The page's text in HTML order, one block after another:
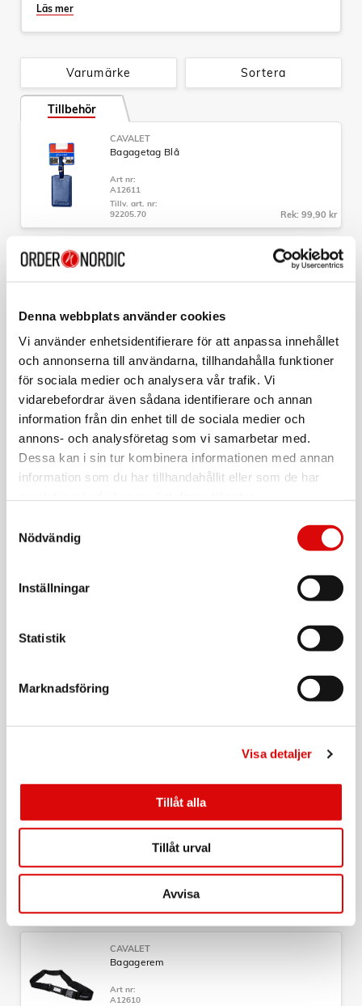
Denna webbplats använder cookies
Vi använder enhetsidentifierare för att anpassa innehållet
och annonserna till användarna, tillhandahålla funktioner
för sociala medier och analysera vår trafik. Vi
vidarebefordrar även sådana identifierare och annan
information från din enhet till de sociala medier och
annons- och analysföretag som vi samarbetar med.
Dessa kan i sin tur kombinera informationen med annan
information som du har tillhandahållit eller som de har
Nödvändig
Inställningar
Statistik
Marknadsföring
Visa detaljer
Tillåt alla
Tillåt urval
Avvisa
Genomtänkta detaljer som matchar rakt igenom. Dubbelhjul
dina kläder som ligger säkert på plats.
Specifikationer:
- Helt integrerat teleskophandtag
- Fast TSA-lås som är inbyggt
- Material: 100% virgin ABS
- Mått: 55 x 40 x 20cm
- Vikt: 2,7kg
- Volym: 35L
- Garanti: 5 års fabrikationsgaranti
Läs mer
Sortera
Varumärke
Tillbehör
CAVALET
Bagagetag Blå
Art nr:
A12611
Tillv. art. nr:
92205.70
Rek: 99,90 kr
CAVALET
Bagagetag Röd
Tillv. art. nr:
TSA-Lås
A12609
Tillv. art. nr:
92020
Rek: 99,90 kr
CAVALET
Nackkudde Minnesskum Ergonomisk
Rek: 179,00 kr
Sovmask
Tillv. art. nr:
CAVALET
Nackkudde Komfort
Art nr:
CAVALET
Bagagerem
Art nr:
A12610